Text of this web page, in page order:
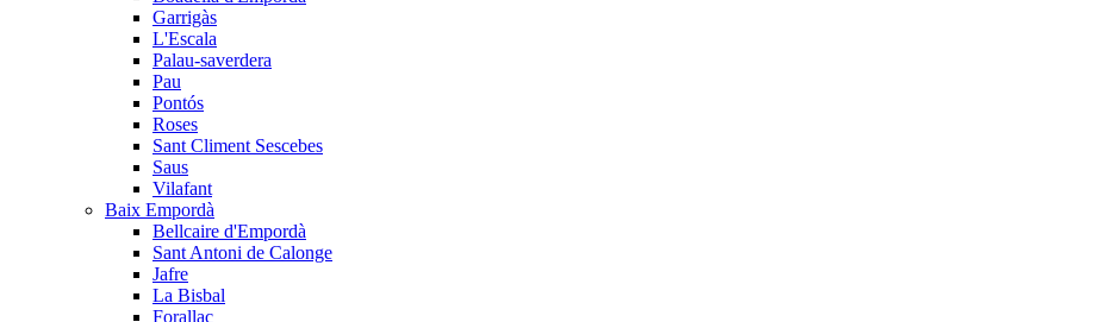
Garrigàs
L'Escala
Palau-saverdera
Pau
Pontós
Roses
Sant Climent Sescebes
Saus
Vilafant
Baix Empordà
Bellcaire d'Empordà
Sant Antoni de Calonge
Jafre
La Bisbal
Forallac